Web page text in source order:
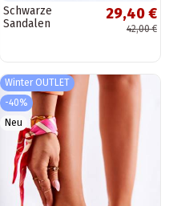
Schwarze
Sandalen
29,40 €
42,00 €
Winter OUTLET
-40%
Neu